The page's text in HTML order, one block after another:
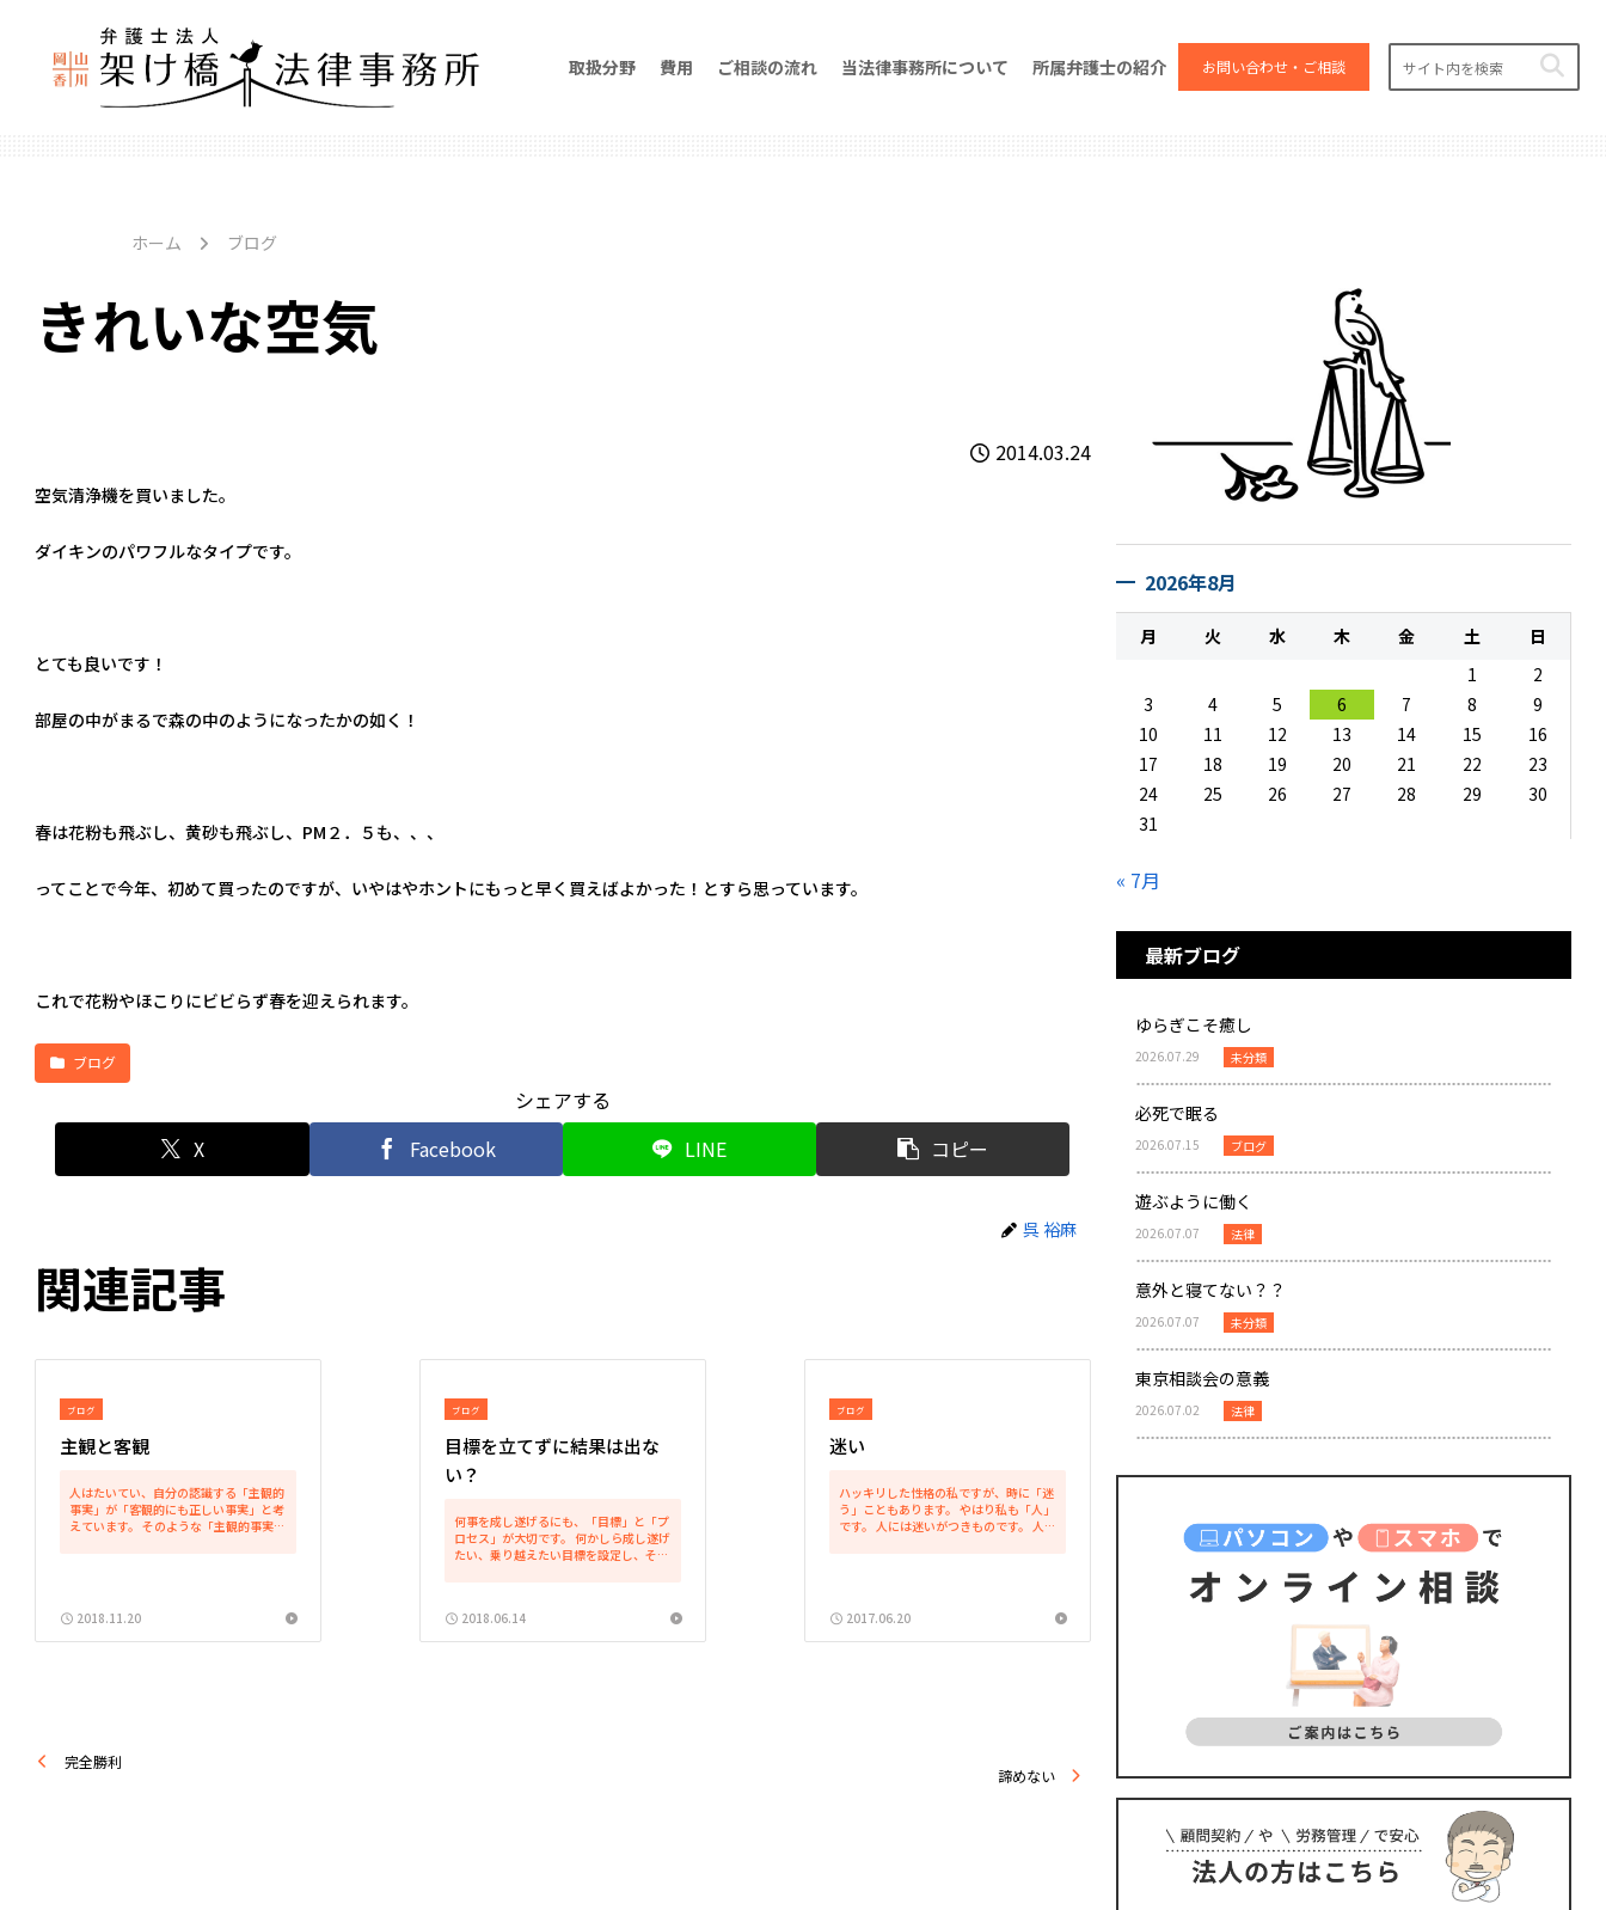
取扱分野 費用 ご相談の流れ 当法律事務所について 所属弁護士の紹介 お問い合わせ・ご相談
ホーム ブログ
きれいな空気
2014.03.24
空気清浄機を買いました。
ダイキンのパワフルなタイプです。
とても良いです！
部屋の中がまるで森の中のようになったかの如く！
春は花粉も飛ぶし、黄砂も飛ぶし、PM２．５も、、、
ってことで今年、初めて買ったのですが、いやはやホントにもっと早く買えばよかった！とすら思っています。
これで花粉やほこりにビビらず春を迎えられます。
ブログ
シェアする
X
Facebook LINE コピー
呉 裕麻
関連記事
ブログ
主観と客観
人はたいてい、自分の認識する「主観的
事実」が「客観的にも正しい事実」と考
えています。 そのような「主観的事実」
2018.11.20
ブログ
目標を立てずに結果は出な
い？
何事を成し遂げるにも、「目標」と「プ
ロセス」が大切です。 何かしら成し遂げ
たい、乗り越えたい目標を設定し、その
きます。 なので、何...
2018.06.14
ブログ
迷い
ハッキリした性格の私ですが、時に「迷
う」こともあります。 やはり私も「人」
です。 人には迷いがつきものです。 人で
2017.06.20
完全勝利
諦めない
2026年8月
月 火 水 木 金 土
日
1
2
3
4 5 6 7 8
9
10
11 12 13 14 15
16
17
18 19 20 21 22
23
24
25 26 27 28 29
30
31
« 7月
最新ブログ
ゆらぎこそ癒し
2026.07.29 未分類
必死で眠る
2026.07.15 ブログ
遊ぶように働く
2026.07.07 法律
意外と寝てない？？
2026.07.07 未分類
東京相談会の意義
2026.07.02 法律